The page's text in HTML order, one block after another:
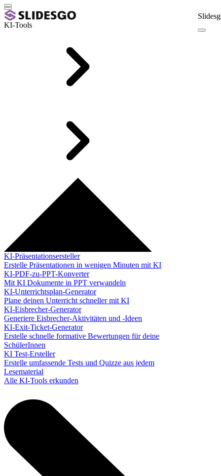
KI-Tools
KI-Präsentationsersteller
Erstelle Präsentationen in wenigen Minuten mit KI
KI-PDF-zu-PPT-Konverter
Mit KI Dokumente in PPT verwandeln
KI-Unterrichtsplan-Generator
Plane deinen Unterricht schneller mit KI
KI-Eisbrecher-Generator
Generiere Eisbrecher-Aktivitäten und -Ideen
KI-Exit-Ticket-Generator
Erstelle schnelle formative Bewertungen für deine
SchülerInnen
KI Test-Ersteller
Erstelle umfassende Tests und Quizze aus jedem
Lesematerial
Alle KI-Tools erkunden